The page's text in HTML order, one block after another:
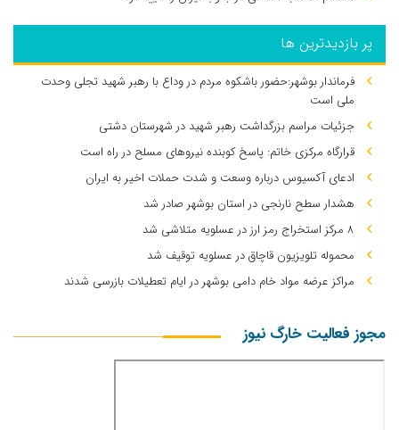
پر بازدیدترین ها
فرماندار بوشهر:حضور باشکوه مردم در وداع با رهبر شهید تجلی وحدت
ملی است
جزئیات مراسم بزرگداشت رهبر شهید در شهرستان دشتی
قرارگاه مرکزی خاتم: پاسخ کوبنده نیروهای مسلح در راه است
ادعای آکسیوس درباره وسعت و شدت حملات اخیر به ایران
هشدار سطح نارنجی در استان بوشهر صادر شد
۸ مرکز استخراج رمز ارز در عسلویه متلاشی شد
محموله تلویزیون قاچاق در عسلویه توقیف شد
مراکز عرضه مواد خام دامی بوشهر در ایام تعطیلات بازرسی شدند
مجوز فعالیت خارگ نیوز